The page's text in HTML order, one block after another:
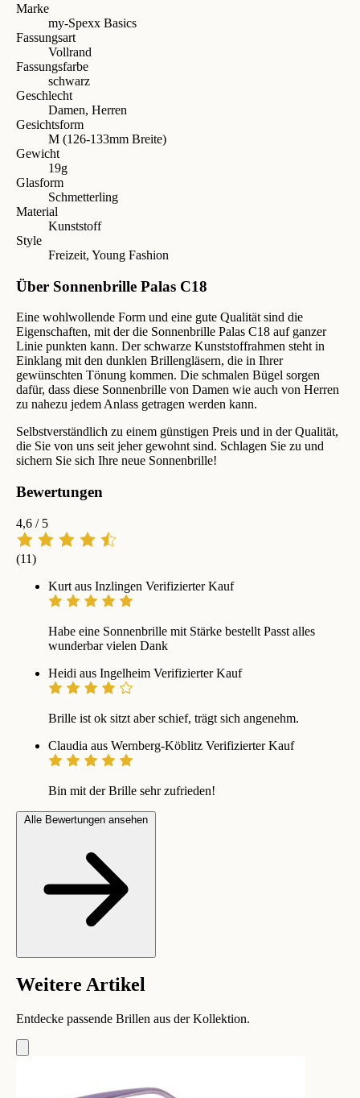
Marke
my-Spexx Basics
Fassungsart
Vollrand
Fassungsfarbe
schwarz
Geschlecht
Damen, Herren
Gesichtsform
M (126-133mm Breite)
Gewicht
19g
Glasform
Schmetterling
Material
Kunststoff
Style
Freizeit, Young Fashion
Über Sonnenbrille Palas C18
Eine wohlwollende Form und eine gute Qualität sind die
Eigenschaften, mit der die Sonnenbrille Palas C18 auf ganzer
Linie punkten kann. Der schwarze Kunststoffrahmen steht in
Einklang mit den dunklen Brillengläsern, die in Ihrer
gewünschten Tönung kommen. Die schmalen Bügel sorgen
dafür, dass diese Sonnenbrille von Damen wie auch von Herren
zu nahezu jedem Anlass getragen werden kann.
Selbstverständlich zu einem günstigen Preis und in der Qualität,
die Sie von uns seit jeher gewohnt sind. Schlagen Sie zu und
sichern Sie sich Ihre neue Sonnenbrille!
Bewertungen
4,6 / 5
(11)
Kurt aus Inzlingen Verifizierter Kauf
Habe eine Sonnenbrille mit Stärke bestellt Passt alles
wunderbar vielen Dank
Heidi aus Ingelheim Verifizierter Kauf
Brille ist ok sitzt aber schief, trägt sich angenehm.
Claudia aus Wernberg-Köblitz Verifizierter Kauf
Bin mit der Brille sehr zufrieden!
Alle Bewertungen ansehen
Weitere Artikel
Entdecke passende Brillen aus der Kollektion.